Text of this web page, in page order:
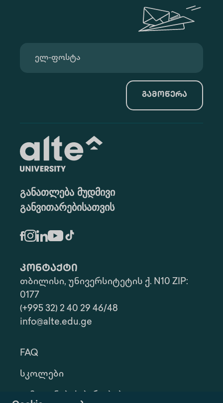
გამოწერა
განათლება მუდმივი
განვითარებისათვის
კონტაქტი
თბილისი, უნივერსიტეტის ქ. N10 ZIP:
0177
(+995 32) 2 40 29 46/48
info@alte.edu.ge
FAQ
Სკოლები